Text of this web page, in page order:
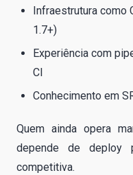
Infraestrutura como
1.7+)
Experiência com
CI
Conhecimento em
Quem ainda opera
depende de
competitiva.